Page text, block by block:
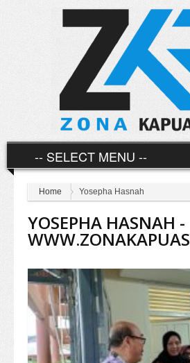
Home Yosepha Hasnah
YOSEPHA HASNAH -